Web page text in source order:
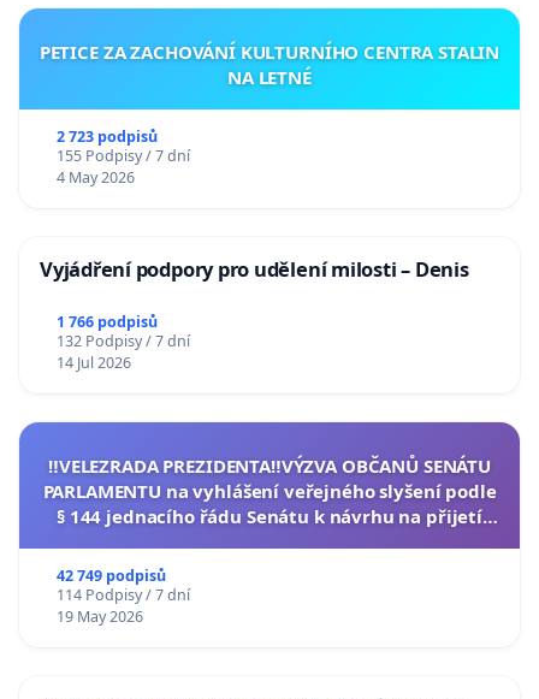
PETICE ZA ZACHOVÁNÍ KULTURNÍHO CENTRA STALIN
NA LETNÉ
2 723 podpisů
155 Podpisy / 7 dní
4 May 2026
Vyjádření podpory pro udělení milosti – Denis
1 766 podpisů
132 Podpisy / 7 dní
14 Jul 2026
‼️VELEZRADA PREZIDENTA‼️VÝZVA OBČANŮ SENÁTU
PARLAMENTU na vyhlášení veřejného slyšení podle
§ 144 jednacího řádu Senátu k návrhu na přijetí
42 749 podpisů
114 Podpisy / 7 dní
19 May 2026